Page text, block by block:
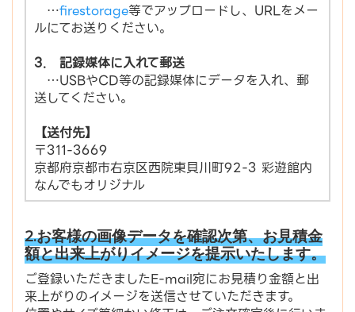
…firestorage等でアップロードし、URLをメー
ルにてお送りください。
3. 記録媒体に入れて郵送
…USBやCD等の記録媒体にデータを入れ、郵
送してください。
【送付先】
〒311-3669
京都府京都市右京区西院東貝川町92-3 彩遊館内
なんでもオリジナル
2.お客様の画像データを確認次第、お見積金
額と出来上がりイメージを提示いたします。
ご登録いただきましたE-mail宛にお見積り金額と出
来上がりのイメージを送信させていただきます。